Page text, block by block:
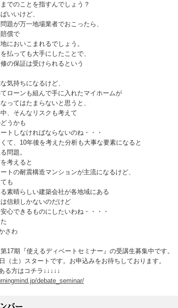
でのことを指すんでしょう？
いいけど、
題が万一地場業者でおこったら、
償で
においこまれるでしょう。
払っても大手にしたことで、
の保証は受けられるという
気持ちになるけど、
ローンも組んで手に入れたマイホームが
ってはたまらないと思うと、
、そんなリスクも考えて
うかも
トしなければならないのね・・・
て、10年後を考えた分析も大事な要素になると
問題。
考えると
トの耐震構造マンションが主流になるけど、
も
素晴らしい建築会社が各地域にある
信頼しかないのだけど
心できるものにしたいわね・・・・
さわ
期『使えるディベートセミナー』の受講生募集中です。
（土）スタートです。お申込みをお待ちしております。
る方はコチラ↓↓↓↓↓
debate_seminar/